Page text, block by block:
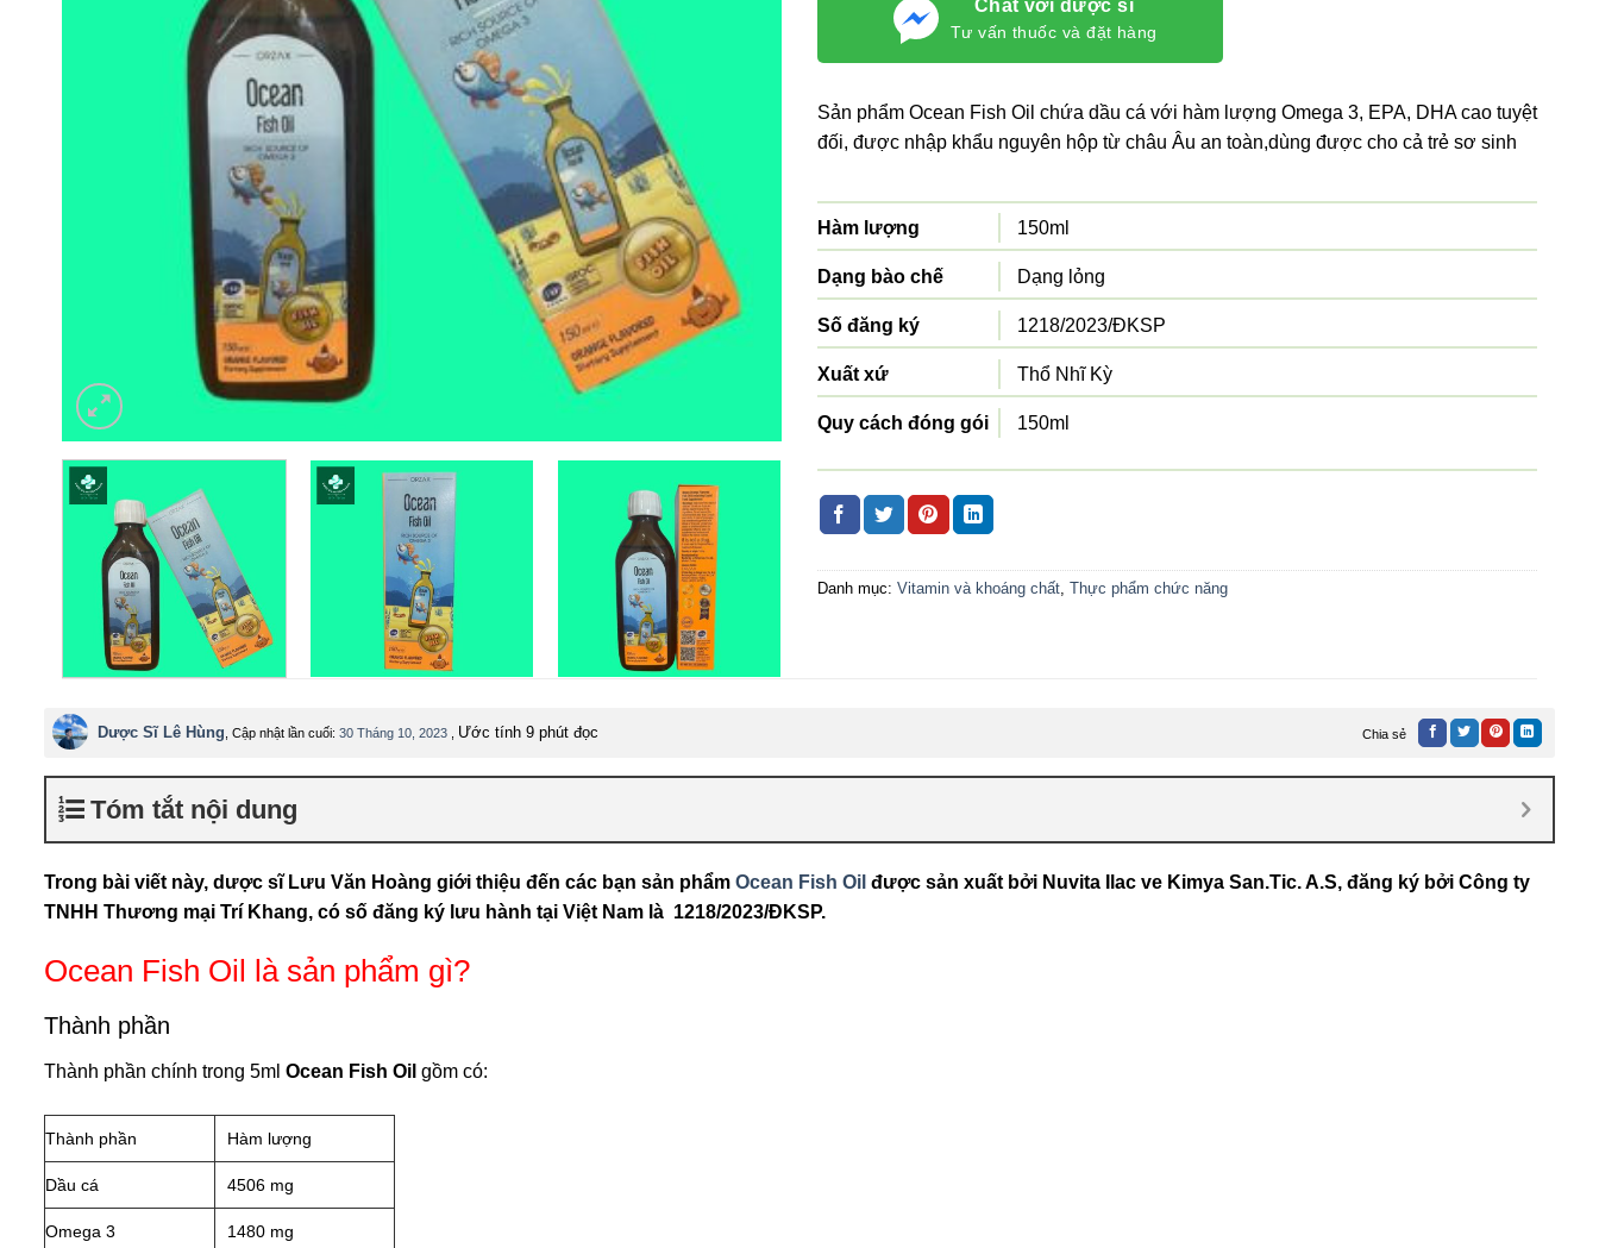
Chat với dược sĩ
Tư vấn thuốc và đặt hàng
Sản phẩm Ocean Fish Oil chứa dầu cá với hàm lượng Omega 3, EPA, DHA cao tuyệt
đối, được nhập khẩu nguyên hộp từ châu Âu an toàn,dùng được cho cả trẻ sơ sinh
Hàm lượng 150ml
Dạng bào chế Dạng lỏng
Số đăng ký 1218/2023/ĐKSP
Xuất xứ Thổ Nhĩ Kỳ
Quy cách đóng gói 150ml
Danh mục: Vitamin và khoáng chất, Thực phẩm chức năng
Dược Sĩ Lê Hùng , Cập nhật lần cuối: 30 Tháng 10, 2023 Ước tính 9 phút đọc Chia sẻ
Tóm tắt nội dung
Trong bài viết này, dược sĩ Lưu Văn Hoàng giới thiệu đến các bạn sản phẩm Ocean Fish Oil được sản xuất bởi Nuvita Ilac ve Kimya San.Tic. A.S, đăng ký bởi Công ty
TNHH Thương mại Trí Khang, có số đăng ký lưu hành tại Việt Nam là 1218/2023/ĐKSP.
Ocean Fish Oil là sản phẩm gì?
Thành phần
Thành phần chính trong 5ml Ocean Fish Oil gồm có:
Thành phần Hàm lượng
Dầu cá 4506 mg
Omega 3 1480 mg